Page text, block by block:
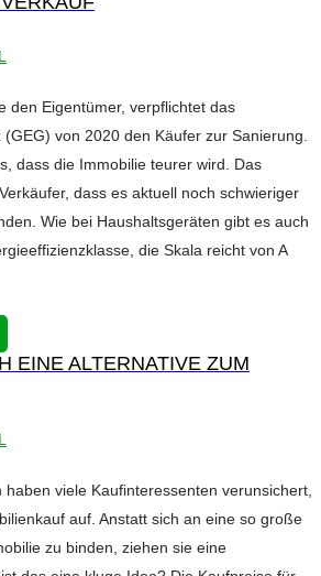
den Eigentümer, verpflichtet das
von 2020 den Käufer zur Sanierung.
dass die Immobilie teurer wird. Das
dass es aktuell noch schwieriger
Wie bei Haushaltsgeräten gibt es auch
die Skala reicht von A
EINE ALTERNATIVE ZUM
viele Kaufinteressenten verunsichert,
auf. Anstatt sich an eine so große
zu binden, ziehen sie eine